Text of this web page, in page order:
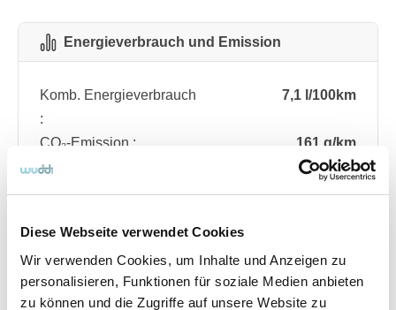
Diese Webseite verwendet Cookies
Wir verwenden Cookies, um Inhalte und Anzeigen zu
personalisieren, Funktionen für soziale Medien anbieten
zu können und die Zugriffe auf unsere Website zu
Energieverbrauch und Emission
Komb. Energieverbrauch
:
7,1 l/100km
CO₂-Emission :
161 g/km
CO₂-Klasse :
F
Angebotsnummer ABO76.253